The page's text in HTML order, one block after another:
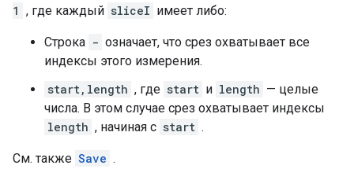
1 , где каждый sliceI имеет либо:
Строка - означает, что срез охватывает все
индексы этого измерения.
start,length , где start и length — целые
числа. В этом случае срез охватывает индексы
length , начиная с start .
См. также Save .